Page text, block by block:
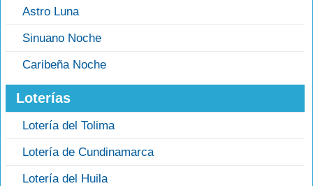
Astro Luna
Sinuano Noche
Caribeña Noche
Loterías
Lotería del Tolima
Lotería de Cundinamarca
Lotería del Huila